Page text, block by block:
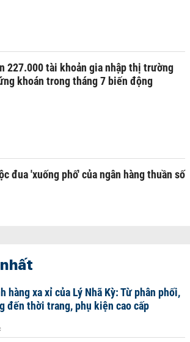
227.000 tài khoản gia nhập thị trường
khoán trong tháng 7 biến động
đua 'xuống phố' của ngân hàng thuần số
hàng xa xỉ của Lý Nhã Kỳ: Từ phân phối,
đến thời trang, phụ kiện cao cấp